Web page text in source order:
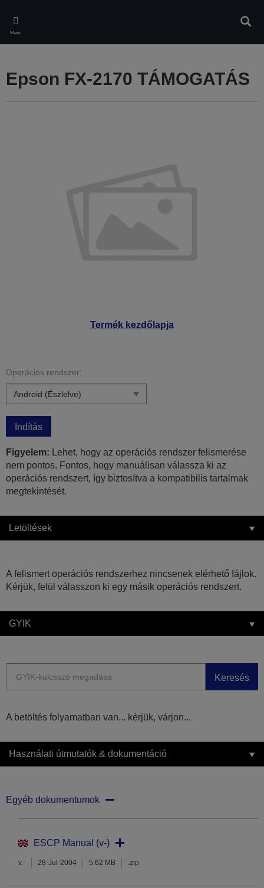
main
content
Menü
Termék kezdőlapja
Epson FX-2170 TÁMOGATÁS
Operációs rendszer:
Indítás
Figyelem: Lehet, hogy az operációs rendszer felismerése
nem pontos. Fontos, hogy manuálisan válassza ki az
operációs rendszert, így biztosítva a kompatibilis tartalmak
megtekintését.
Letöltések
A felismert operációs rendszerhez nincsenek elérhető fájlok.
Kérjük, felül válasszon ki egy másik operációs rendszert.
GYIK
Keresés
A betöltés folyamatban van... kérjük, várjon...
Használati útmutatók & dokumentáció
Egyéb dokumentumok
ESCP Manual (v-)
v.- 28-Jul-2004 5.62 MB .zip